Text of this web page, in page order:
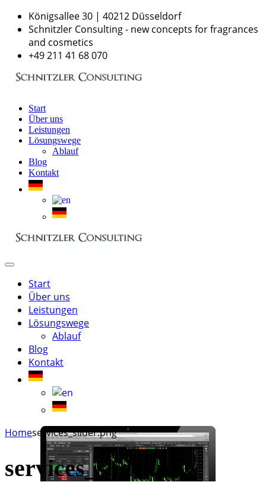
Königsallee 30 | 40212 Düsseldorf
Schnitzler Consulting - new concepts for fragrances
and cosmetics
+49 211 41 68 070
Start
Über uns
Leistungen
Lösungswege
Ablauf
Blog
Kontakt
Start
Über uns
Leistungen
Lösungswege
Ablauf
Blog
Kontakt
Homeservices_slider.png
services_slider.png